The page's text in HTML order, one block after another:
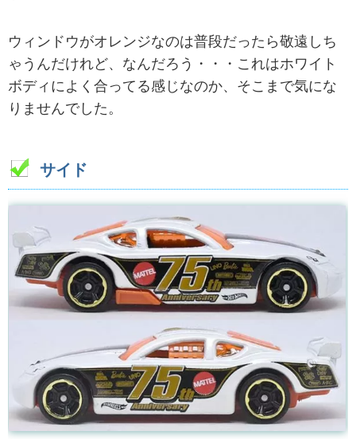
ウィンドウがオレンジなのは普段だったら敬遠しち
ゃうんだけれど、なんだろう・・・これはホワイト
ボディによく合ってる感じなのか、そこまで気にな
りませんでした。
サイド